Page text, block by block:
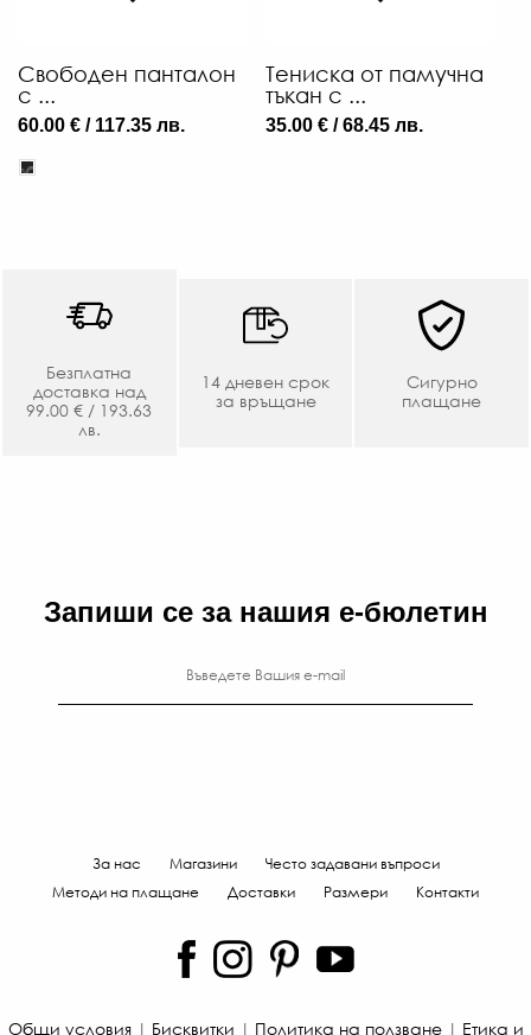
Свободен панталон
с ...
60.00 € / 117.35 лв.
Тениска от памучна
тъкан с ...
35.00 € / 68.45 лв.
Безплатна
доставка над
99.00 € / 193.63
лв.
14 дневен срок
за връщане
Сигурно
плащане
Запиши се за нашия е-бюлетин
За нас Магазини
Често задавани въпроси
Методи на плащане
Доставки Размери Контакти
Общи условия| Бисквитки | Политика на ползване| Етика и